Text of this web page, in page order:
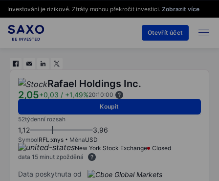
Investování je rizikové. Ztráty mohou překročit investici. Zobrazit více
Otevřít účet
Rafael Holdings Inc.
2,05+0,03 / +1,49%20:10:00
Koupit
52týdenní rozsah
1,12 3,96
SymbolRFL:xnys MěnaUSD
New York Stock Exchange
Closed
data 15 minut zpožděná
Data poskytnuta od